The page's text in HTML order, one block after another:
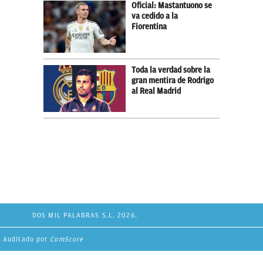
Oficial: Mastantuono se
va cedido a la
Fiorentina
Toda la verdad sobre la
gran mentira de Rodrigo
al Real Madrid
DOS MIL PALABRAS S.L. 2026.
Auditado por ComScore